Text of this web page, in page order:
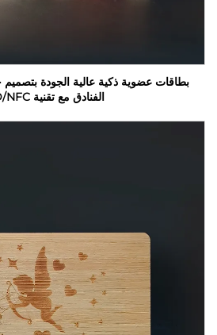
بطاقات عضوية ذكية عالية الجودة بتصميم
الفنادق مع تقنية RFID/NFC